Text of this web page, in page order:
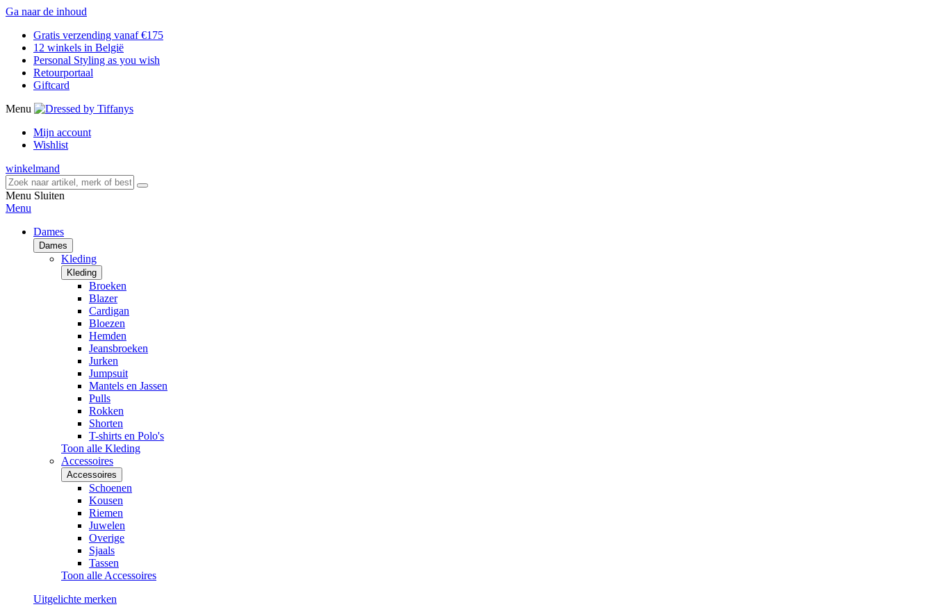
Ga naar de inhoud
Gratis verzending vanaf €175
12 winkels in België
Personal Styling as you wish
Retourportaal
Giftcard
Menu
Mijn account
Wishlist
winkelmand
Menu Sluiten
Menu
Dames
Dames
Kleding
Kleding
Broeken
Blazer
Cardigan
Bloezen
Hemden
Jeansbroeken
Jurken
Jumpsuit
Mantels en Jassen
Pulls
Rokken
Shorten
T-shirts en Polo's
Toon alle Kleding
Accessoires
Accessoires
Schoenen
Kousen
Riemen
Juwelen
Overige
Sjaals
Tassen
Toon alle Accessoires
Uitgelichte merken